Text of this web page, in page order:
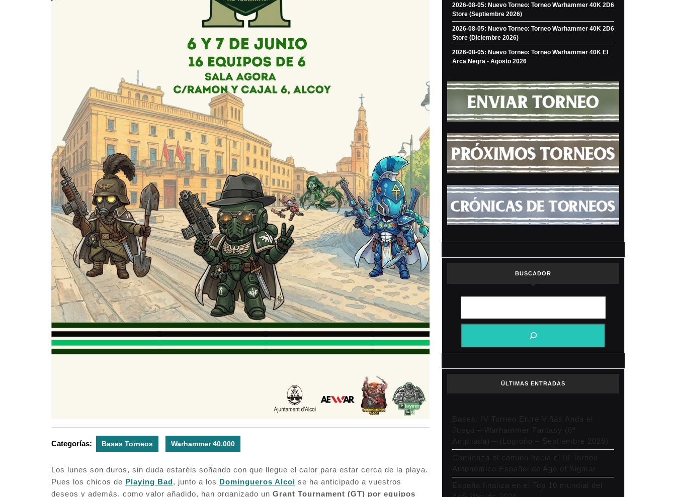
Categorías: Bases Torneos Warhammer 40.000
Los lunes son duros, sin duda estaréis soñando con que llegue el calor para estar cerca de la playa.
Pues los chicos de Playing Bad, junto a los Domingueros Alcoi se ha anticipado a vuestros
deseos y además, como valor añadido, han organizado un Grant Tournament (GT) por equipos
2026-08-05: Nuevo Torneo: Torneo Warhammer 40K 2D6
Store (Septiembre 2026)
2026-08-05: Nuevo Torneo: Torneo Warhammer 40K 2D6
Store (Diciembre 2026)
2026-08-05: Nuevo Torneo: Torneo Warhammer 40K El
Arca Negra - Agosto 2026
BUSCADOR
ÚLTIMAS ENTRADAS
Bases: IV Torneo Entre Viñas Anda el
Juego – Warhammer Fantasy (6ª
Ampliada) – (Logroño – Septiembre 2026)
Comienza el camino hacia el III Torneo
Autonómico Español de Age of Sigmar
España finaliza en el Top 10 mundial del